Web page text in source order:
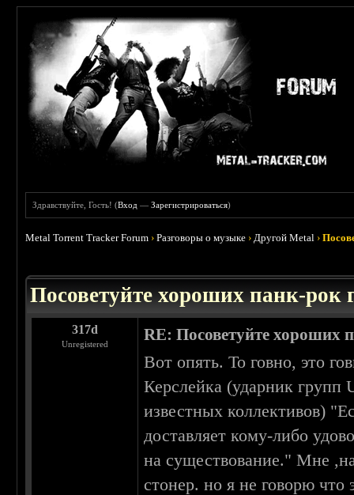
Здравствуйте, Гость! (Вход —Зарегистрироваться)
Metal Torrent Tracker Forum ›Разговоры о музыке ›Другой Metal ›
Посоветуйте хороших панк-рок
317d
Unregistered
RE: Посоветуйте хороших
Вот опять. То говно, это
Керслейка (ударник групп
известных коллективов)
доставляет кому-либо
на существование." Мне
стонер. но я не говорю что